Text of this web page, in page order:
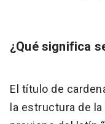
¿Qué significa
El título de
la estructura de